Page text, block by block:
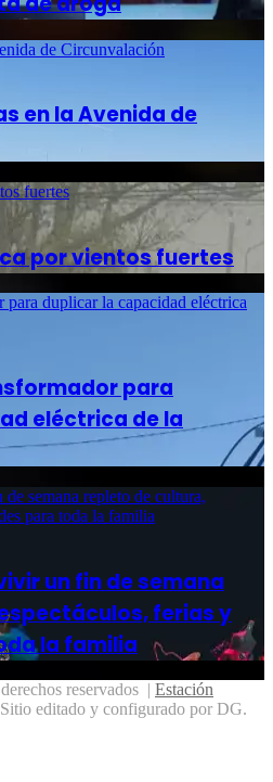
de Circunvalación
en la Avenida de
fuertes
por vientos fuertes
duplicar la capacidad eléctrica
para
eléctrica de la
semana repleto de cultura,
para toda la familia
un fin de semana
ferias y
la familia
reservados | Estación
editado y configurado por DG.